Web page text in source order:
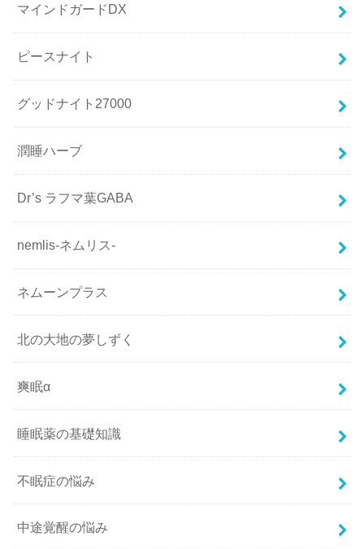
マインドガードDX
ピースナイト
グッドナイト27000
潤睡ハーブ
Dr’s ラフマ葉GABA
nemlis-ネムリス-
ネムーンプラス
北の大地の夢しずく
爽眠α
睡眠薬の基礎知識
不眠症の悩み
中途覚醒の悩み